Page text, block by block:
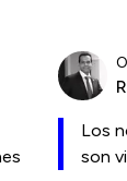
Los
son